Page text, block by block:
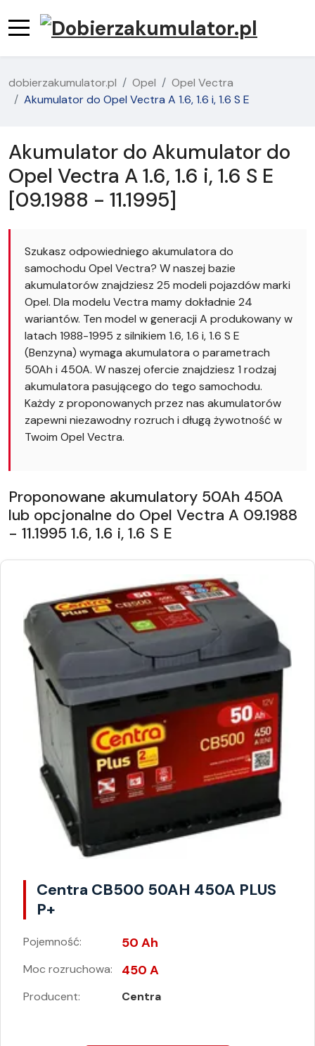
dobierzakumulator.pl Opel
Opel Vectra
Akumulator do Opel Vectra A 1.6, 1.6 i, 1.6 S E
Akumulator do Akumulator do
Opel Vectra A 1.6, 1.6 i, 1.6 S E
[09.1988 - 11.1995]
Szukasz odpowiedniego akumulatora do
samochodu Opel Vectra? W naszej bazie
akumulatorów znajdziesz 25 modeli pojazdów marki
Opel. Dla modelu Vectra mamy dokładnie 24
wariantów. Ten model w generacji A produkowany w
latach 1988-1995 z silnikiem 1.6, 1.6 i, 1.6 S E
(Benzyna) wymaga akumulatora o parametrach
50Ah i 450A. W naszej ofercie znajdziesz 1 rodzaj
akumulatora pasującego do tego samochodu.
Każdy z proponowanych przez nas akumulatorów
zapewni niezawodny rozruch i długą żywotność w
Twoim Opel Vectra.
Proponowane akumulatory 50Ah 450A
lub opcjonalne do Opel Vectra A 09.1988
- 11.1995 1.6, 1.6 i, 1.6 S E
Centra CB500 50AH 450A PLUS
P+
Pojemność: 50 Ah
Moc rozruchowa: 450 A
Producent: Centra